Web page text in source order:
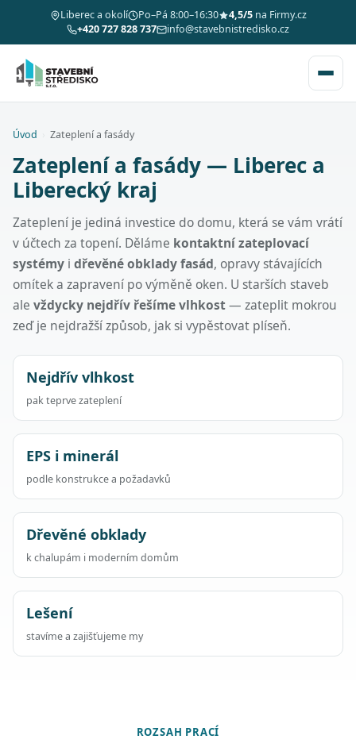
Liberec a okolí Po–Pá 8:00–16:30 4,5/5na Firmy.cz
+420 727 828 737
info@stavebnistredisko.cz
Úvod Zateplení a fasády
Zateplení a fasády — Liberec a
Liberecký kraj
Zateplení je jediná investice do domu, která se vám vrátí
v účtech za topení. Děláme kontaktní zateplovací
systémy i dřevěné obklady fasád, opravy stávajících
omítek a zapravení po výměně oken. U starších staveb
ale vždycky nejdřív řešíme vlhkost— zateplit mokrou
zeď je nejdražší způsob, jak si vypěstovat plíseň.
Nejdřív vlhkost
pak teprve zateplení
EPS i minerál
podle konstrukce a požadavků
Dřevěné obklady
k chalupám i moderním domům
Lešení
stavíme a zajišťujeme my
ROZSAH PRACÍ